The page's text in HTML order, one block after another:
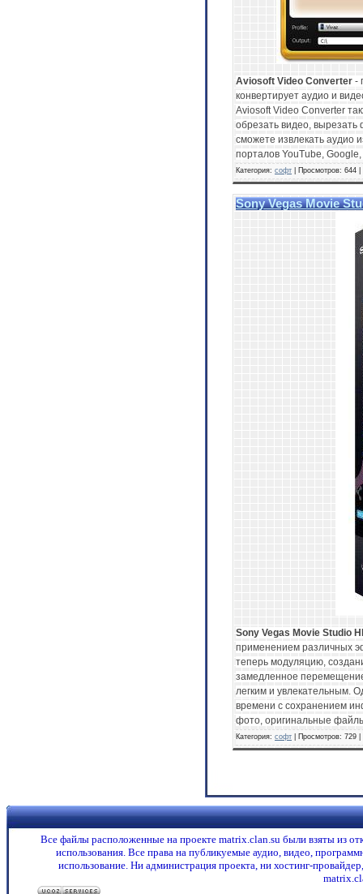
Aviosoft Video Converter -
конвертирует аудио и
Aviosoft Video Converter
обрезать видео, вырезать
сможете извлекать аудио
порталов YouTube, Google,
Категория: софт | Просмотров: 644
Sony Vegas Movie
Sony Vegas Movie Studio
применением различных
теперь модуляцию,
замедленное
легким и увлекательным.
времени с сохранением
фото, оригинальные
Категория: софт | Просмотров: 729
Все файлы расположенные на проекте matrix.clan.su были взяты из
использования. Все права на публикуемые аудио, видео,
использование. Ни администрация проекта, ни хостинг-